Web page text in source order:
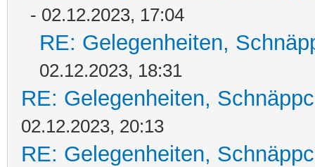
- 02.12.2023, 17:04
RE: Gelegenheiten,
02.12.2023, 18:31
RE: Gelegenheiten,
02.12.2023, 20:13
RE: Gelegenheiten,